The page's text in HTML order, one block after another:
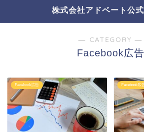
株式会社アドベート公
― CATEGORY ―
Facebook広告
Facebook広告 Facebook広